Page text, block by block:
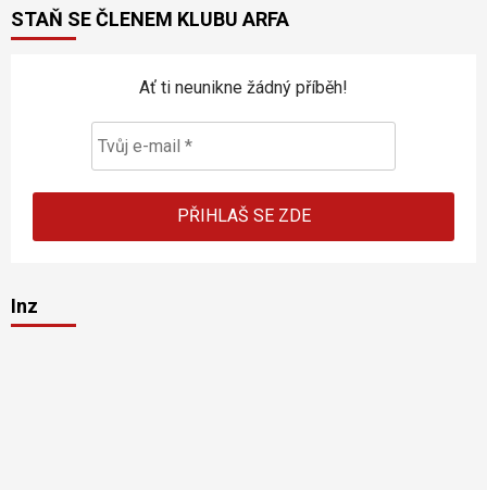
STAŇ SE ČLENEM KLUBU ARFA
Ať ti neunikne žádný příběh!
Inz